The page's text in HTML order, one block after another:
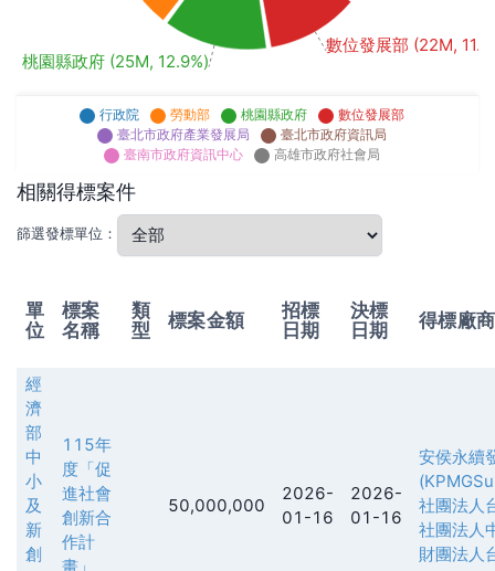
桃園縣政府 (25M, 12.9%)
數位發展部 (22M,
行政院 勞動部 桃園縣政府
數位發展部
臺北市政府產業發展局
臺北市政府資訊局
臺南市政府資訊中心
高雄市政府社會局
相關得標案件
篩選發標單位：
單
位
標案
名稱
類
型
標案金額
招標
日期
決標
日期
得標廠
經
濟
部
中
小
及
新
創
115年
度「促
進社會
創新合
作計
畫」
50,000,000
2026-
01-16
2026-
01-16
安侯永續
社團法人
社團法人
財團法人